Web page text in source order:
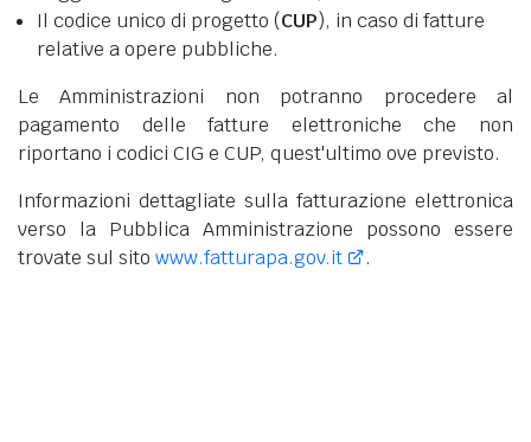
Il codice unico di progetto (CUP), in caso di fatture
relative a opere pubbliche.
Le Amministrazioni non potranno procedere al
pagamento delle fatture elettroniche che non
riportano i codici CIG e CUP, quest'ultimo ove previsto.
Informazioni dettagliate sulla fatturazione elettronica
verso la Pubblica Amministrazione possono essere
trovate sul sito www.fatturapa.gov.it .